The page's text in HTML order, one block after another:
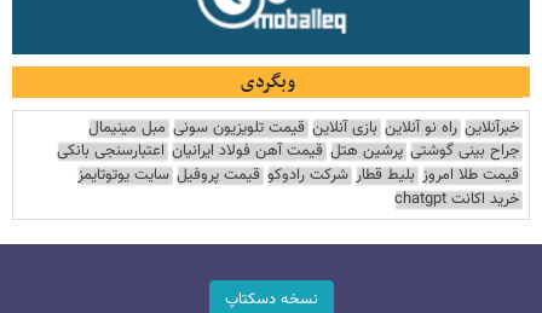
وبگردی
خبرآنلاین راه نو آنلاین بازی آنلاین قیمت تلویزیون سونی مبل مینیمال
جراح بینی گوشتی پرشین هتل قیمت آهن فولاد ایرانیان اعتبارسنجی بانکی
قیمت طلا امروز بلیط قطار شرکت رادوکو قیمت پروفیل سایت یوتوتایمز
خرید اکانت chatgpt
نسخه دسکتاپ